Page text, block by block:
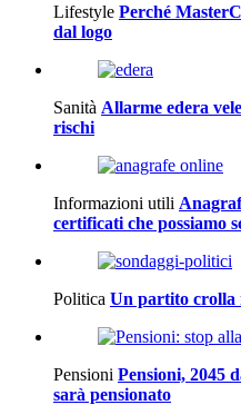
Lifestyle Perché
dal logo
Sanità Allarme edera
rischi
Informazioni utili
certificati che possiamo
Politica Un partito crolla
Pensioni Pensioni, 2045
sarà pensionato